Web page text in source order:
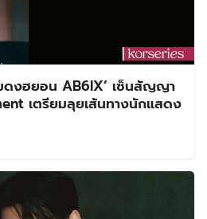
ดงฮยอน AB6IX’ เซ็นสัญญา
เตรียมลุยเส้นทางนักแสดง